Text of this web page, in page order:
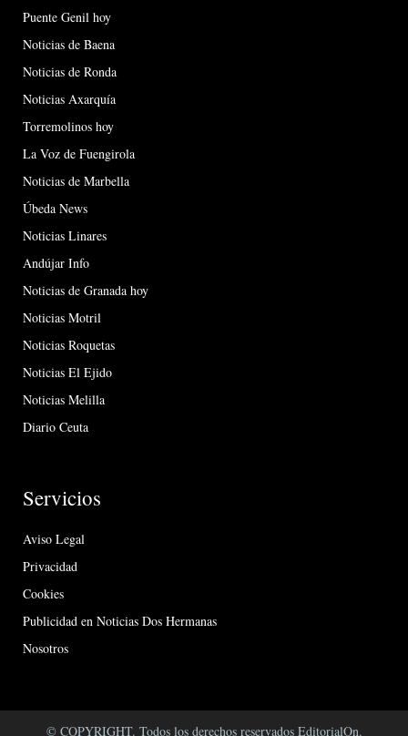
Puente Genil hoy
Noticias de Baena
Noticias de Ronda
Noticias Axarquía
Torremolinos hoy
La Voz de Fuengirola
Noticias de Marbella
Úbeda News
Noticias Linares
Andújar Info
Noticias de Granada hoy
Noticias Motril
Noticias Roquetas
Noticias El Ejido
Noticias Melilla
Diario Ceuta
Servicios
Aviso Legal
Privacidad
Cookies
Publicidad en Noticias Dos Hermanas
Nosotros
© COPYRIGHT. Todos los derechos reservados EditorialOn.